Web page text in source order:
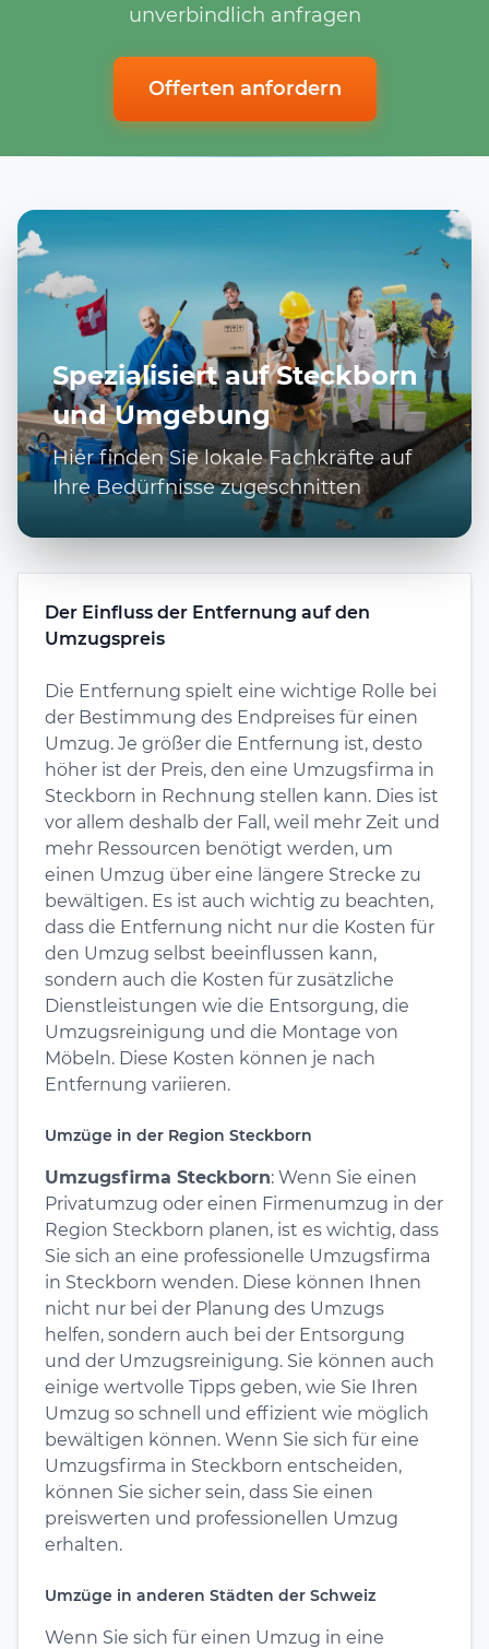
unverbindlich anfragen
Offerten anfordern
Spezialisiert auf Steckborn
und Umgebung
Hier finden Sie lokale Fachkräfte auf
Ihre Bedürfnisse zugeschnitten
Der Einfluss der Entfernung auf den
Umzugspreis
Die Entfernung spielt eine wichtige Rolle bei
der Bestimmung des Endpreises für einen
Umzug. Je größer die Entfernung ist, desto
höher ist der Preis, den eine Umzugsfirma in
Steckborn in Rechnung stellen kann. Dies ist
vor allem deshalb der Fall, weil mehr Zeit und
mehr Ressourcen benötigt werden, um
einen Umzug über eine längere Strecke zu
bewältigen. Es ist auch wichtig zu beachten,
dass die Entfernung nicht nur die Kosten für
den Umzug selbst beeinflussen kann,
sondern auch die Kosten für zusätzliche
Dienstleistungen wie die Entsorgung, die
Umzugsreinigung und die Montage von
Möbeln. Diese Kosten können je nach
Entfernung variieren.
Umzüge in der Region Steckborn
Umzugsfirma Steckborn: Wenn Sie einen
Privatumzug oder einen Firmenumzug in der
Region Steckborn planen, ist es wichtig, dass
Sie sich an eine professionelle Umzugsfirma
in Steckborn wenden. Diese können Ihnen
nicht nur bei der Planung des Umzugs
helfen, sondern auch bei der Entsorgung
und der Umzugsreinigung. Sie können auch
einige wertvolle Tipps geben, wie Sie Ihren
Umzug so schnell und effizient wie möglich
bewältigen können. Wenn Sie sich für eine
Umzugsfirma in Steckborn entscheiden,
können Sie sicher sein, dass Sie einen
preiswerten und professionellen Umzug
erhalten.
Umzüge in anderen Städten der Schweiz
Wenn Sie sich für einen Umzug in eine